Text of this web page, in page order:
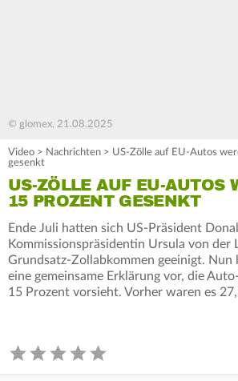
© glomex, 21.08.2025
Video > Nachrichten > US-Zölle auf EU-Autos
gesenkt
US-ZÖLLE AUF EU-AUTOS
15 PROZENT GESENKT
Ende Juli hatten sich US-Präsident
Kommissionspräsidentin Ursula von der
Grundsatz-Zollabkommen geeinigt. Nun
eine gemeinsame Erklärung vor, die
15 Prozent vorsieht. Vorher waren es